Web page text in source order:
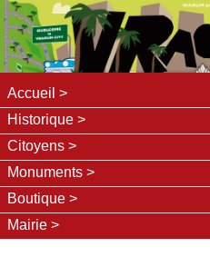
Accueil
Historique
Citoyens
Monuments
Boutique
Mairie